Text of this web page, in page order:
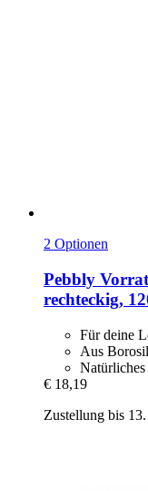
2 Optionen
Pebbly
rechteckig,
Für deine
Aus
€ 18,19
Zustellung bis